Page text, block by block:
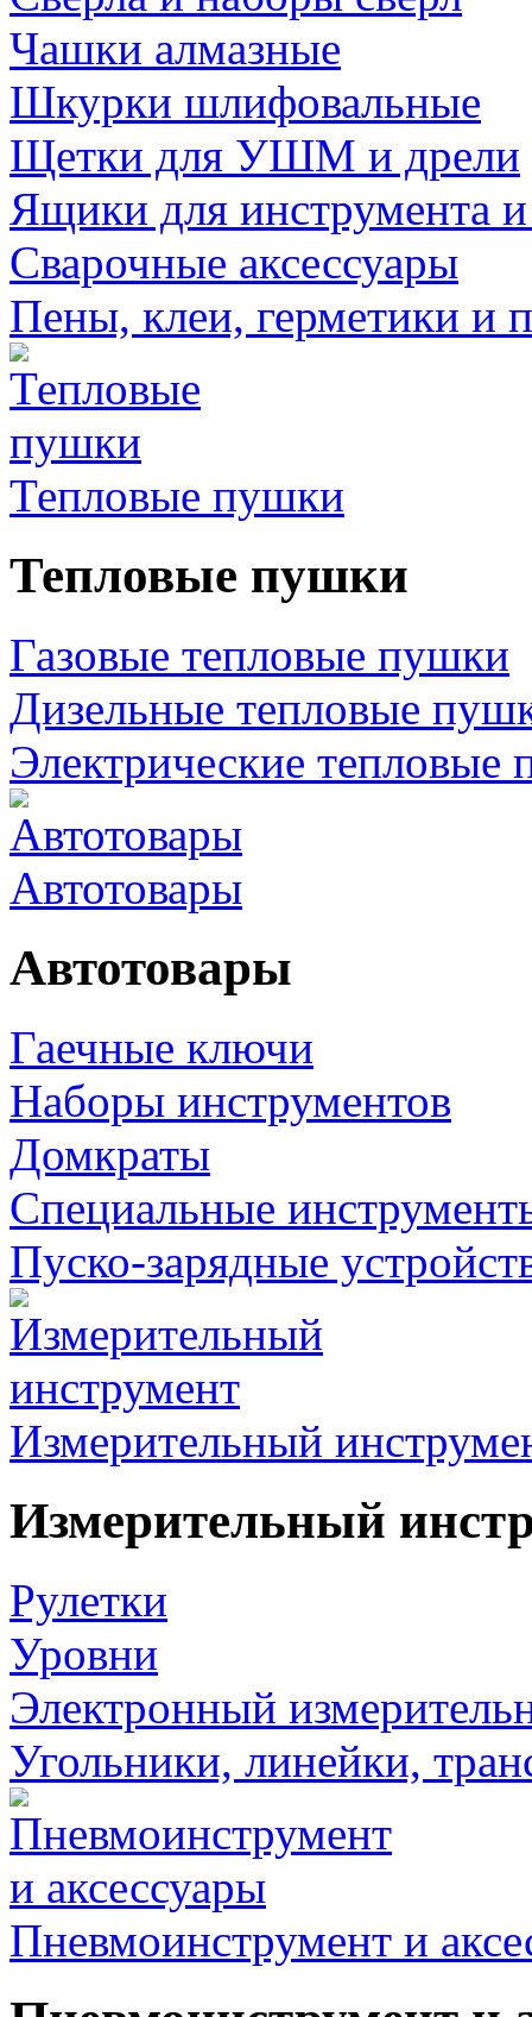
Чашки алмазные
Шкурки шлифовальные
Щетки для УШМ и дрели
Ящики для инструмента
Сварочные аксессуары
Пены, клеи, герметики и
Тепловые пушки
Тепловые пушки
Газовые тепловые пушки
Дизельные тепловые
Электрические тепловые
Автотовары
Автотовары
Гаечные ключи
Наборы инструментов
Домкраты
Специальные
Пуско-зарядные
Измерительный
Измерительный
Рулетки
Уровни
Электронный
Угольники, линейки,
Пневмоинструмент и